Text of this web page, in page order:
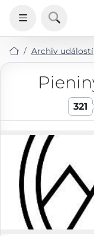
Archiv událostí
321